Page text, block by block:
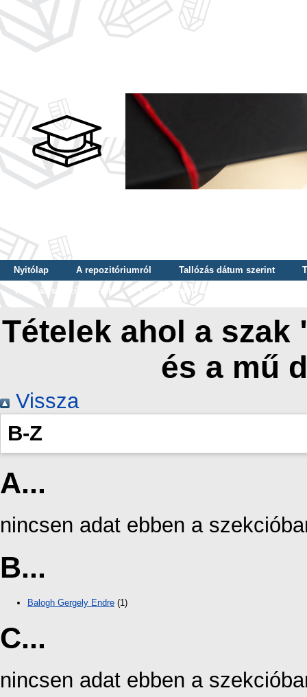
Nyitólap A repozitóriumról Tallózás dátum szerint
Tallózás szerző szerint
Tallózás nyelv szerint
Tételek ahol a
és a mű
Vissza
B-Z
A...
nincsen adat ebben a
B...
Balogh Gergely Endre (1)
C...
nincsen adat ebben a